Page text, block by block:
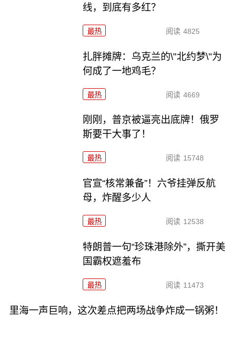
线，到底有多红？
最热 阅读 4825
扎胖摊牌：乌克兰的\"北约梦\"为
何成了一地鸡毛？
最热 阅读 4669
刚刚，普京被逼亮出底牌！俄罗
斯要干大事了！
最热 阅读 15748
官宣“核常兼备”！六爷挂弹反航
母，炸醒多少人
最热 阅读 12538
特朗普一句“珍珠港除外”，撕开美
国霸权遮羞布
最热 阅读 11473
里海一声巨响，这次差点把两场战争炸成一锅粥！